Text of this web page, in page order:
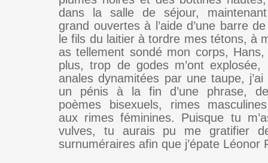
dans la salle de séjour,
grand ouvertes à l’aide d’une barre
le fils du laitier à tordre mes tétons, à
as tellement sondé mon corps, Hans,
plus, trop de godes m’ont explosée,
anales dynamitées par une taupe,
un pénis à la fin d’une phrase,
poèmes bisexuels, rimes
aux rimes féminines. Puisque tu
vulves, tu aurais pu me gratifier
surnuméraires afin que j’épate Léonor